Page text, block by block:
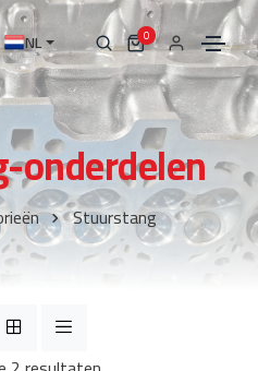
NL 0
Stuurstang